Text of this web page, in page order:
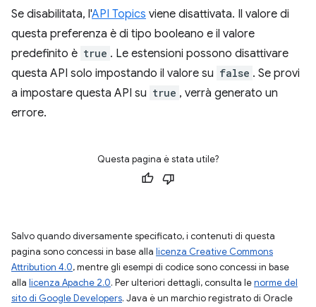
Se disabilitata, l'API Topics viene disattivata. Il valore di
questa preferenza è di tipo booleano e il valore
predefinito è true . Le estensioni possono disattivare
questa API solo impostando il valore su false . Se provi
a impostare questa API su true , verrà generato un
errore.
Questa pagina è stata utile?
Salvo quando diversamente specificato, i contenuti di questa
pagina sono concessi in base alla licenza Creative Commons
Attribution 4.0, mentre gli esempi di codice sono concessi in base
alla licenza Apache 2.0. Per ulteriori dettagli, consulta lenorme del
sito di Google Developers. Java è un marchio registrato di Oracle